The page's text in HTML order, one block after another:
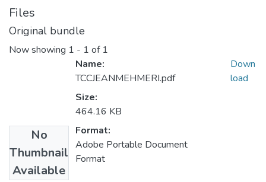
Files
Original bundle
Now showing 1 - 1 of 1
No
Thumbnail
Available
Name:
TCCJEANMEHMERI.pdf
Size:
464.16 KB
Format:
Adobe Portable Document
Format
Down
load